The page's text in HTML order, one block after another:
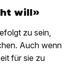
will»
zu sein,
Auch wenn
für sie zu